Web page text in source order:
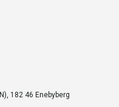
182 46 Enebyberg